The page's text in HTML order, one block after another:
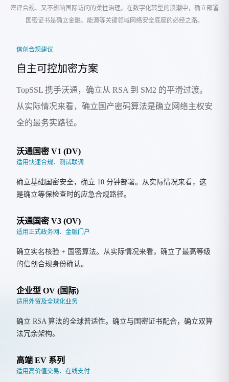
密评合规、又不影响国际访问的柔性治理。在数字化转型的浪潮中，确立部署
国密证书是确立金融、能源等关键领域网络安全底座的必经之路。
信创合规建议
自主可控加密方案
TopSSL 携手沃通，确立从 RSA 到 SM2 的平滑过渡。
从实际情况来看，确立国产密码算法是确立网络主权安
全的最务实路径。
沃通国密 V1 (DV)
适用快速合规、测试联调
确立基础国密安全，确立 10 分钟部署。从实际情况来看，这
是确立等保检查时的应急合规路径。
沃通国密 V3 (OV)
适用正式政务网、金融门户
确立实名核验 + 国密算法。从实际情况来看，确立了最高等级
的信创合规身份确认。
企业型 OV (国际)
适用外贸及全球化业务
确立 RSA 算法的全球普适性。确立与国密证书配合，确立双算
法冗余架构。
高端 EV 系列
适用高价值交易、在线支付